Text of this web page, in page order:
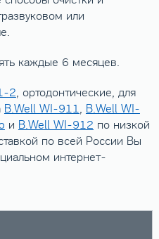
или
каждые 6 месяцев.
2, ортодонтические, для
B.Well WI-911, B.Well WI-
и B.Well WI-912 по низкой
по всей России Вы
интернет-